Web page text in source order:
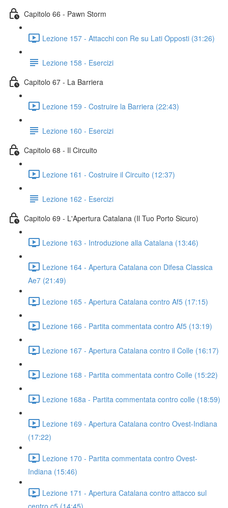
Capitolo 66 - Pawn Storm
Lezione 157 - Attacchi con Re su Lati Opposti (31:26)
Lezione 158 - Esercizi
Capitolo 67 - La Barriera
Lezione 159 - Costruire la Barriera (22:43)
Lezione 160 - Esercizi
Capitolo 68 - Il Circuito
Lezione 161 - Costruire il Circuito (12:37)
Lezione 162 - Esercizi
Capitolo 69 - L'Apertura Catalana (Il Tuo Porto Sicuro)
Lezione 163 - Introduzione alla Catalana (13:46)
Lezione 164 - Apertura Catalana con Difesa Classica
Ae7 (21:49)
Lezione 165 - Apertura Catalana contro Af5 (17:15)
Lezione 166 - Partita commentata contro Af5 (13:19)
Lezione 167 - Apertura Catalana contro il Colle (16:17)
Lezione 168 - Partita commentata contro Colle (15:22)
Lezione 168a - Partita commentata contro colle (18:59)
Lezione 169 - Apertura Catalana contro Ovest-Indiana
(17:22)
Lezione 170 - Partita commentata contro Ovest-
Indiana (15:46)
Lezione 171 - Apertura Catalana contro attacco sul
centro c5 (14:45)